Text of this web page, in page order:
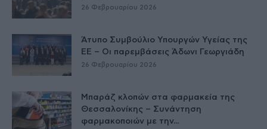
26 Φεβρουαρίου 2026
Άτυπο Συμβούλιο Υπουργών Υγείας της
ΕE – Οι παρεμβάσεις Άδωνι Γεωργιάδη
26 Φεβρουαρίου 2026
Μπαράζ κλοπών στα φαρμακεία της
Θεσσαλονίκης – Συνάντηση
φαρμακοποιών με την...